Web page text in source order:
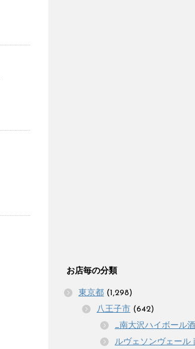
お店毎の分類
東京都 (1,298)
八王子市 (642)
_南大沢ハイボール
ルヴェソンヴェール